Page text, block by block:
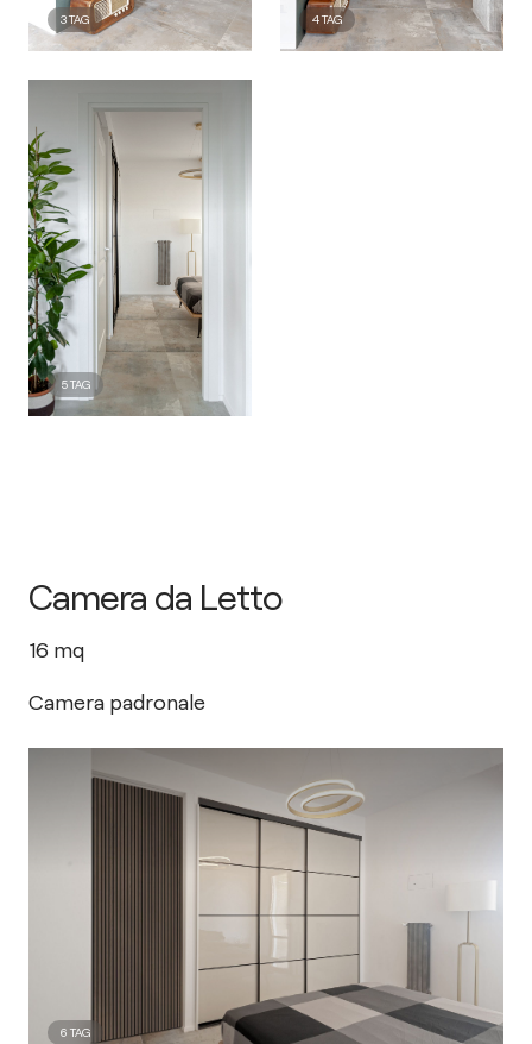
3TAG
5TAG
4TAG
6 TAG
Camera da Letto
16 mq
Camera padronale